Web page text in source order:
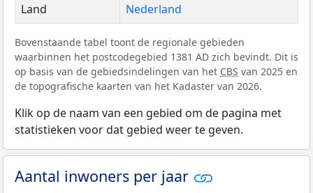
Land
Nederland
Bovenstaande tabel toont de regionale gebieden
waarbinnen het postcodegebied 1381 AD zich bevindt. Dit is
op basis van de gebiedsindelingen van het CBS van 2025 en
de topografische kaarten van het Kadaster van 2026.
Klik op de naam van een gebied om de pagina met
statistieken voor dat gebied weer te geven.
Aantal inwoners per jaar